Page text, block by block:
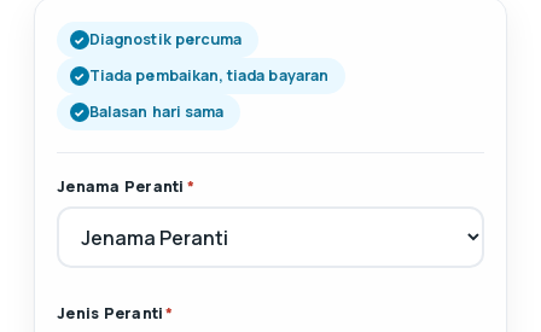
Diagnostik percuma
Tiada pembaikan, tiada bayaran
Balasan hari sama
Jenama Peranti *
Jenis Peranti*